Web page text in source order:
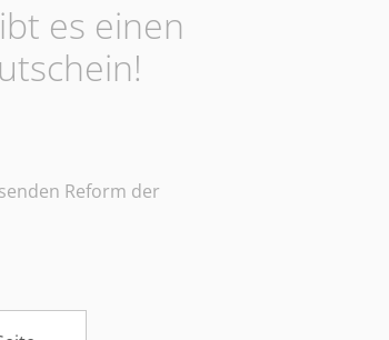
es einen
Reform der